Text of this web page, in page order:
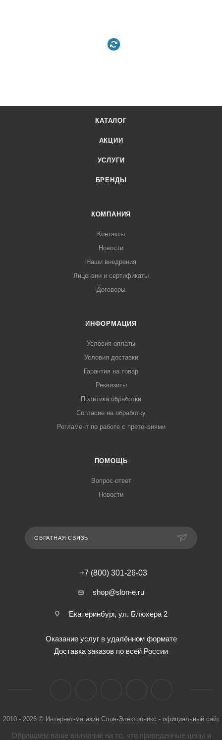
КАТАЛОГ
АКЦИИ
УСЛУГИ
БРЕНДЫ
КОМПАНИЯ
Контакты
Новости
Наши внедрения
Лицензии и сертификаты
Договоры
ИНФОРМАЦИЯ
Условия оплаты
Условия доставки
Гарантия на товар
Реквизиты
Политика обработки
Согласие на обработку
Регламент по работе с претензиями
ПОМОЩЬ
Вопрос-ответ
Новости
ОБРАТНАЯ СВЯЗЬ
+7 (800) 301-26-03
shop@slon-e.ru
Екатеринбург, ул. Блюхера 2
Оказание услуг в удалённом формате
Доставка заказов по всей России
2010 - 2026 © Интернет-магазин Слон-Электроникс - официальный сайт
Обращаем ваше внимание на то, что приведенные цены и